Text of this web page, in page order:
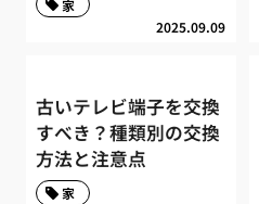
2025.09.09
家
古いテレビ端子を交換
すべき？種類別の交換
方法と注意点
家